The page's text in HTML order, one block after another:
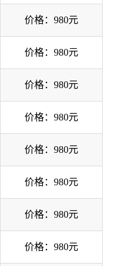
价格：980元
价格：980元
价格：980元
价格：980元
价格：980元
价格：980元
价格：980元
价格：980元